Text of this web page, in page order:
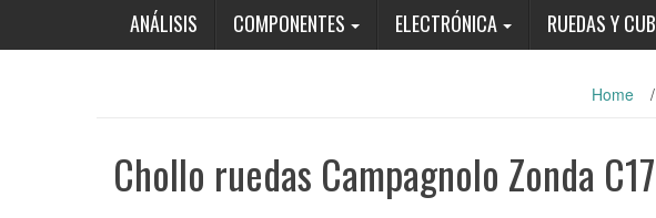
ANÁLISIS COMPONENTES ELECTRÓNICA RUEDAS Y
Home /
Chollo ruedas Campagnolo Zonda